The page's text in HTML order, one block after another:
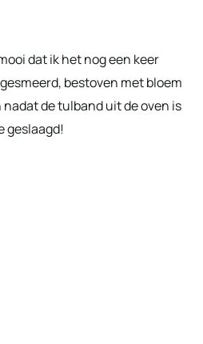
dat ik het nog een keer
bestoven met bloem
de tulband uit de oven is
geslaagd!